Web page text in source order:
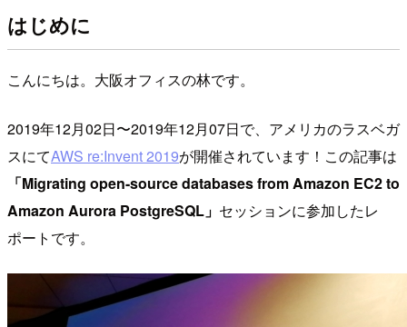
はじめに
こんにちは。大阪オフィスの林です。
2019年12月02日〜2019年12月07日で、アメリカのラスベガ
スにてAWS re:Invent 2019が開催されています！この記事は
「Migrating open-source databases from Amazon EC2 to
Amazon Aurora PostgreSQL」 セッションに参加したレ
ポートです。